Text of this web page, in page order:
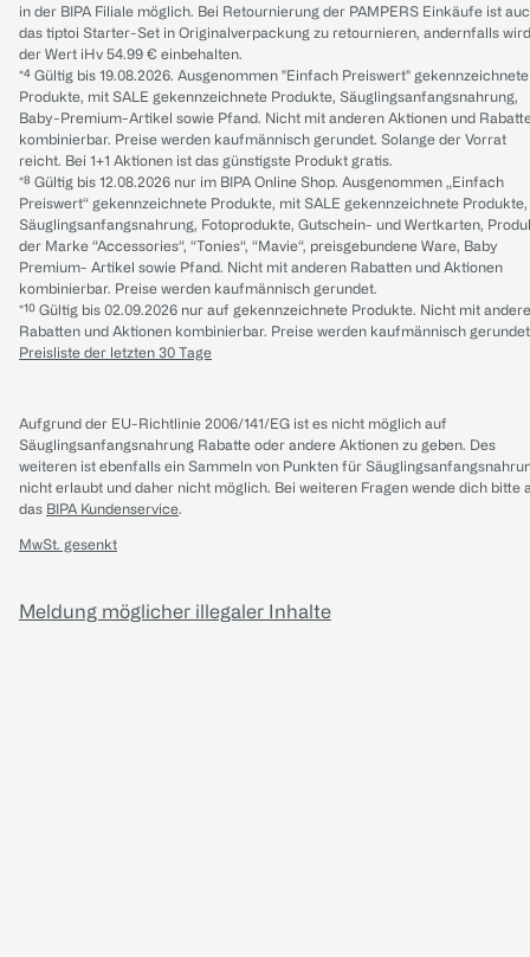
in der BIPA Filiale möglich. Bei Retournierung der PAMPERS Einkäufe ist
das tiptoi Starter-Set in Originalverpackung zu retournieren, andernfalls wird
der Wert iHv 54.99 € einbehalten.
*⁴ Gültig bis 19.08.2026. Ausgenommen "Einfach Preiswert" gekennzeichnete
Produkte, mit SALE gekennzeichnete Produkte, Säuglingsanfangsnahrung,
Baby-Premium-Artikel sowie Pfand. Nicht mit anderen Aktionen und
kombinierbar. Preise werden kaufmännisch gerundet. Solange der Vorrat
reicht. Bei 1+1 Aktionen ist das günstigste Produkt gratis.
*⁸ Gültig bis 12.08.2026 nur im BIPA Online Shop. Ausgenommen „Einfach
Preiswert“ gekennzeichnete Produkte, mit SALE gekennzeichnete Produkte,
Säuglingsanfangsnahrung, Fotoprodukte, Gutschein- und Wertkarten,
der Marke “Accessories“, “Tonies“, “Mavie“, preisgebundene Ware, Baby
Premium- Artikel sowie Pfand. Nicht mit anderen Rabatten und Aktionen
kombinierbar. Preise werden kaufmännisch gerundet.
*¹⁰ Gültig bis 02.09.2026 nur auf gekennzeichnete Produkte. Nicht mit
Rabatten und Aktionen kombinierbar. Preise werden kaufmännisch
Preisliste der letzten 30 Tage
Aufgrund der EU-Richtlinie 2006/141/EG ist es nicht möglich auf
Säuglingsanfangsnahrung Rabatte oder andere Aktionen zu geben. Des
weiteren ist ebenfalls ein Sammeln von Punkten für
nicht erlaubt und daher nicht möglich. Bei weiteren Fragen wende dich bitte
das BIPA Kundenservice.
MwSt. gesenkt
Meldung möglicher illegaler Inhalte